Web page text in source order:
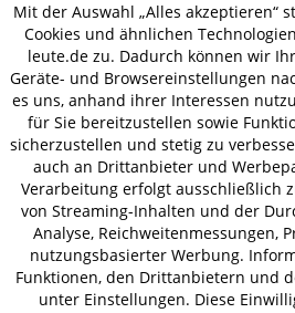
VERSAND
AGB Datenschutz
© 2026 HOLZ-
* Alle Preise inkl. gesetzl.
Mit der Auswahl „Alles akzeptieren“
Cookies und ähnlichen
leute.de zu. Dadurch können wir
Geräte- und Browsereinstellungen
es uns, anhand ihrer Interessen
für Sie bereitzustellen sowie
sicherzustellen und stetig zu
auch an Drittanbieter und
Verarbeitung erfolgt ausschließlich
von Streaming-Inhalten und der
Analyse, Reichweitenmessungen,
nutzungsbasierter Werbung.
Funktionen, den Drittanbietern und
unter Einstellungen. Diese